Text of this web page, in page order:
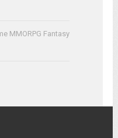
MMORPG Fantasy